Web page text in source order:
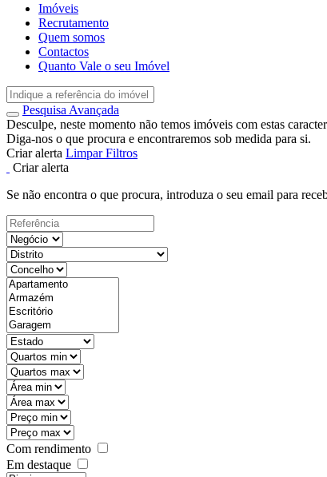
Imóveis
Recrutamento
Quem somos
Contactos
Quanto Vale o seu Imóvel
Pesquisa Avançada
Desculpe, neste momento não temos imóveis com estas
Diga-nos o que procura e encontraremos sob medida para si.
Criar alerta Limpar Filtros
Criar alerta
Se não encontra o que procura, introduza o seu email para
Com rendimento
Em destaque